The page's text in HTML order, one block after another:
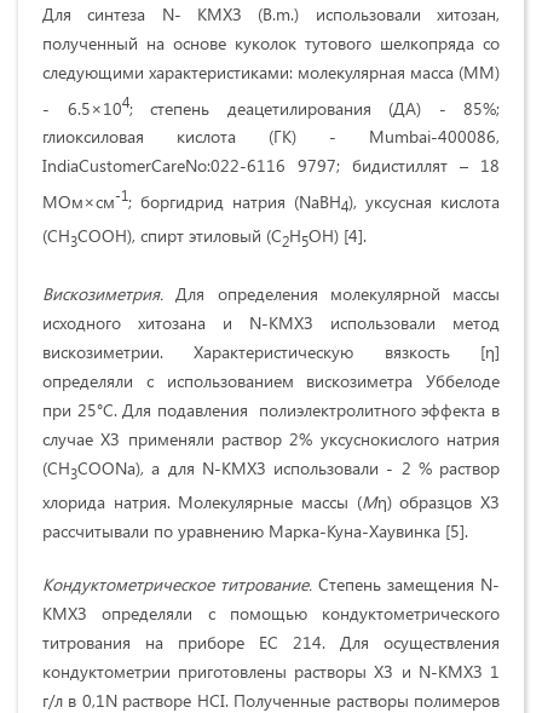
Для синтеза N- КМХЗ (B.m.) использовали хитозан,
полученный на основе куколок тутового шелкопряда со
следующими характеристиками: молекулярная масса (ММ)
- 6.5×104; степень деацетилирования (ДА) - 85%;
глиоксиловая кислота (ГК) - Mumbai-400086,
IndiaCustomerCareNo:022-6116 9797; бидистиллят – 18
МОм×см-1; боргидрид натрия (NaBH4), уксусная кислота
(CH3COOН), спирт этиловый (С2Н5ОН) [4].
Вискозиметрия. Для определения молекулярной массы
исходного хитозана и N-КМХЗ использовали метод
вискозиметрии. Характеристическую вязкость [η]
определяли с использованием вискозиметра Уббелоде
при 25°С. Для подавления полиэлектролитного эффекта в
случае ХЗ применяли раствор 2% уксуснокислого натрия
(CH3COONa), а для N-КМХЗ использовали - 2 % раствор
хлорида натрия. Молекулярные массы (Мη) образцов ХЗ
рассчитывали по уравнению Марка-Куна-Хаувинка [5].
Кондуктометрическое титрование. Степень замещения N-
КМХЗ определяли с помощью кондуктометрического
титрования на приборе EC 214. Для осуществления
кондуктометрии приготовлены растворы ХЗ и N-КМХЗ 1
г/л в 0,1N растворе НСI. Полученные растворы полимеров